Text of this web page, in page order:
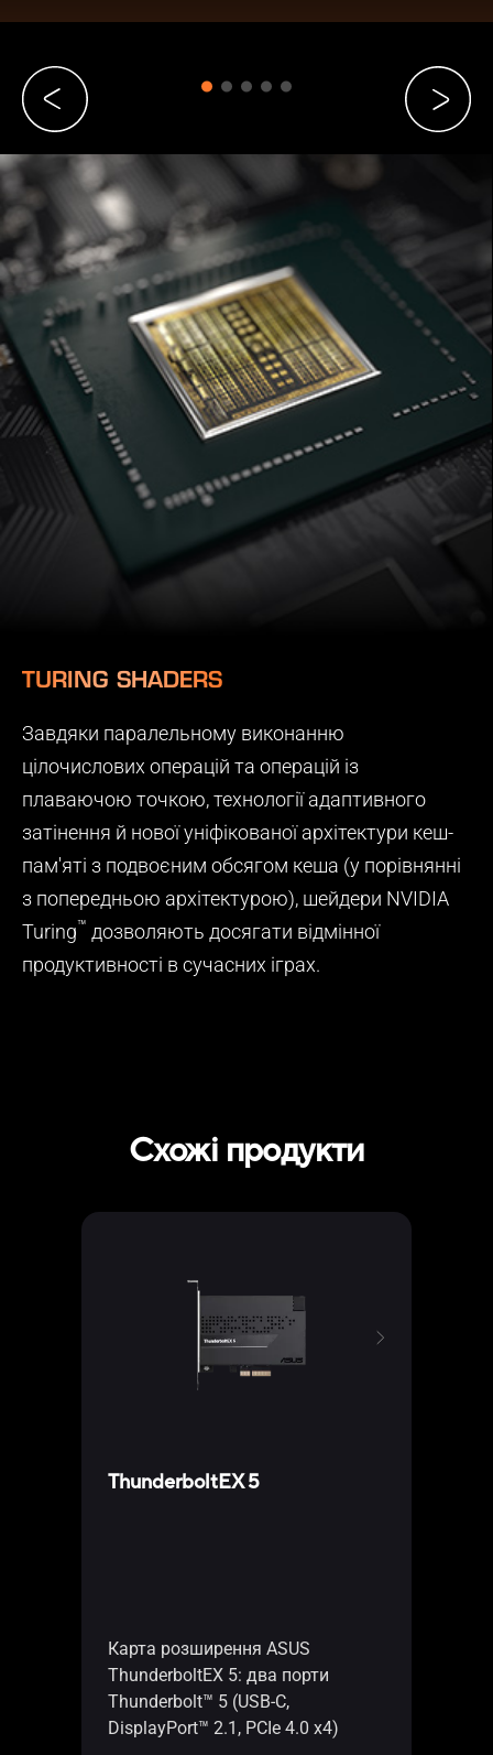
TURING SHADERS
Завдяки паралельному виконанню
цілочислових операцій та операцій із
плаваючою точкою, технології адаптивного
затінення й нової уніфікованої архітектури кеш-
пам'яті з подвоєним обсягом кеша (у порівнянні
з попередньою архітектурою), шейдери NVIDIA
Turing™ дозволяють досягати відмінної
продуктивності в сучасних іграх.
Схожі продукти
ThunderboltEX 5
Карта розширення ASUS
ThunderboltEX 5: два порти
Thunderbolt™ 5 (USB‑C,
DisplayPort™ 2.1, PCIe 4.0 x4)